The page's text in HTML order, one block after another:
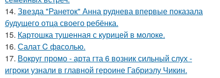
14. Звезда "Ранеток" Анна руднева впервые показала
будущего отца своего ребёнка.
15. Картошка тушенная с курицей в молоке.
16. Салат C фaсoлью.
17. Вокруг промо - арта гта 6 возник сильный слух -
игроки узнали в главной героине Габриэлу Чикин.